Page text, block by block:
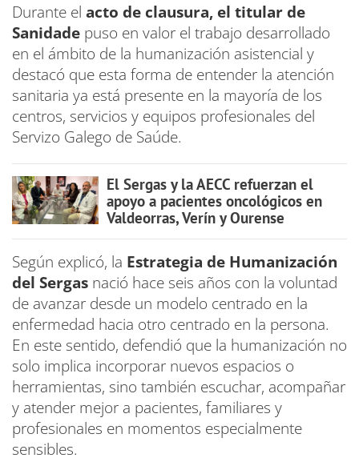
Durante el acto de clausura, el titular de
Sanidade puso en valor el trabajo desarrollado
en el ámbito de la humanización asistencial y
destacó que esta forma de entender la atención
sanitaria ya está presente en la mayoría de los
centros, servicios y equipos profesionales del
Servizo Galego de Saúde.
El Sergas y la AECC refuerzan el
apoyo a pacientes oncológicos en
Valdeorras, Verín y Ourense
Según explicó, la Estrategia de Humanización
del Sergas nació hace seis años con la voluntad
de avanzar desde un modelo centrado en la
enfermedad hacia otro centrado en la persona.
En este sentido, defendió que la humanización no
solo implica incorporar nuevos espacios o
herramientas, sino también escuchar, acompañar
y atender mejor a pacientes, familiares y
profesionales en momentos especialmente
sensibles.